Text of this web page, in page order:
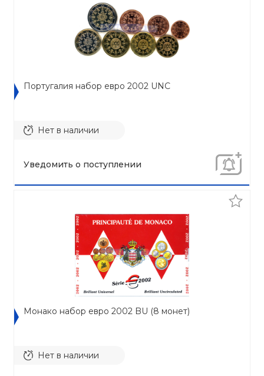
Португалия набор евро 2002 UNC
Нет в наличии
Уведомить о поступлении
Монако набор евро 2002 BU (8 монет)
Нет в наличии